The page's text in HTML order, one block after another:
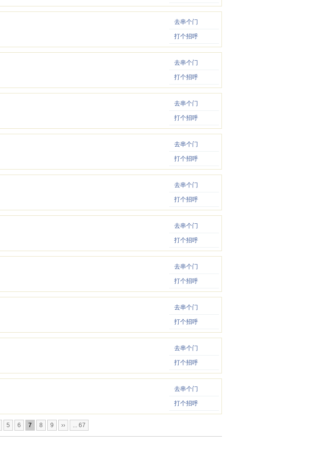
去串个门
打个招呼
去串个门
打个招呼
去串个门
打个招呼
去串个门
打个招呼
去串个门
打个招呼
去串个门
打个招呼
去串个门
打个招呼
去串个门
打个招呼
去串个门
打个招呼
去串个门
打个招呼
5 6 7 8 9 ›› ... 67